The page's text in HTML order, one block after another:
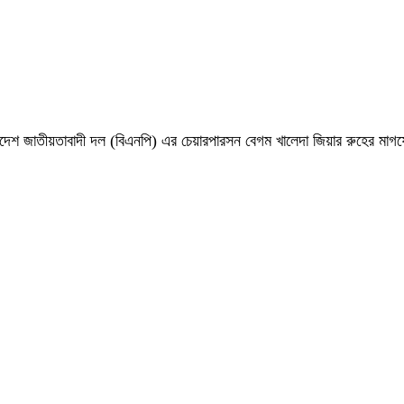
জাতীয়তাবাদী দল (বিএনপি) এর চেয়ারপারসন বেগম খালেদা জিয়ার রুহের